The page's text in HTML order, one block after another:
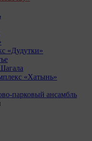
«Дудутки»
«Хатынь»
парковый ансамбль